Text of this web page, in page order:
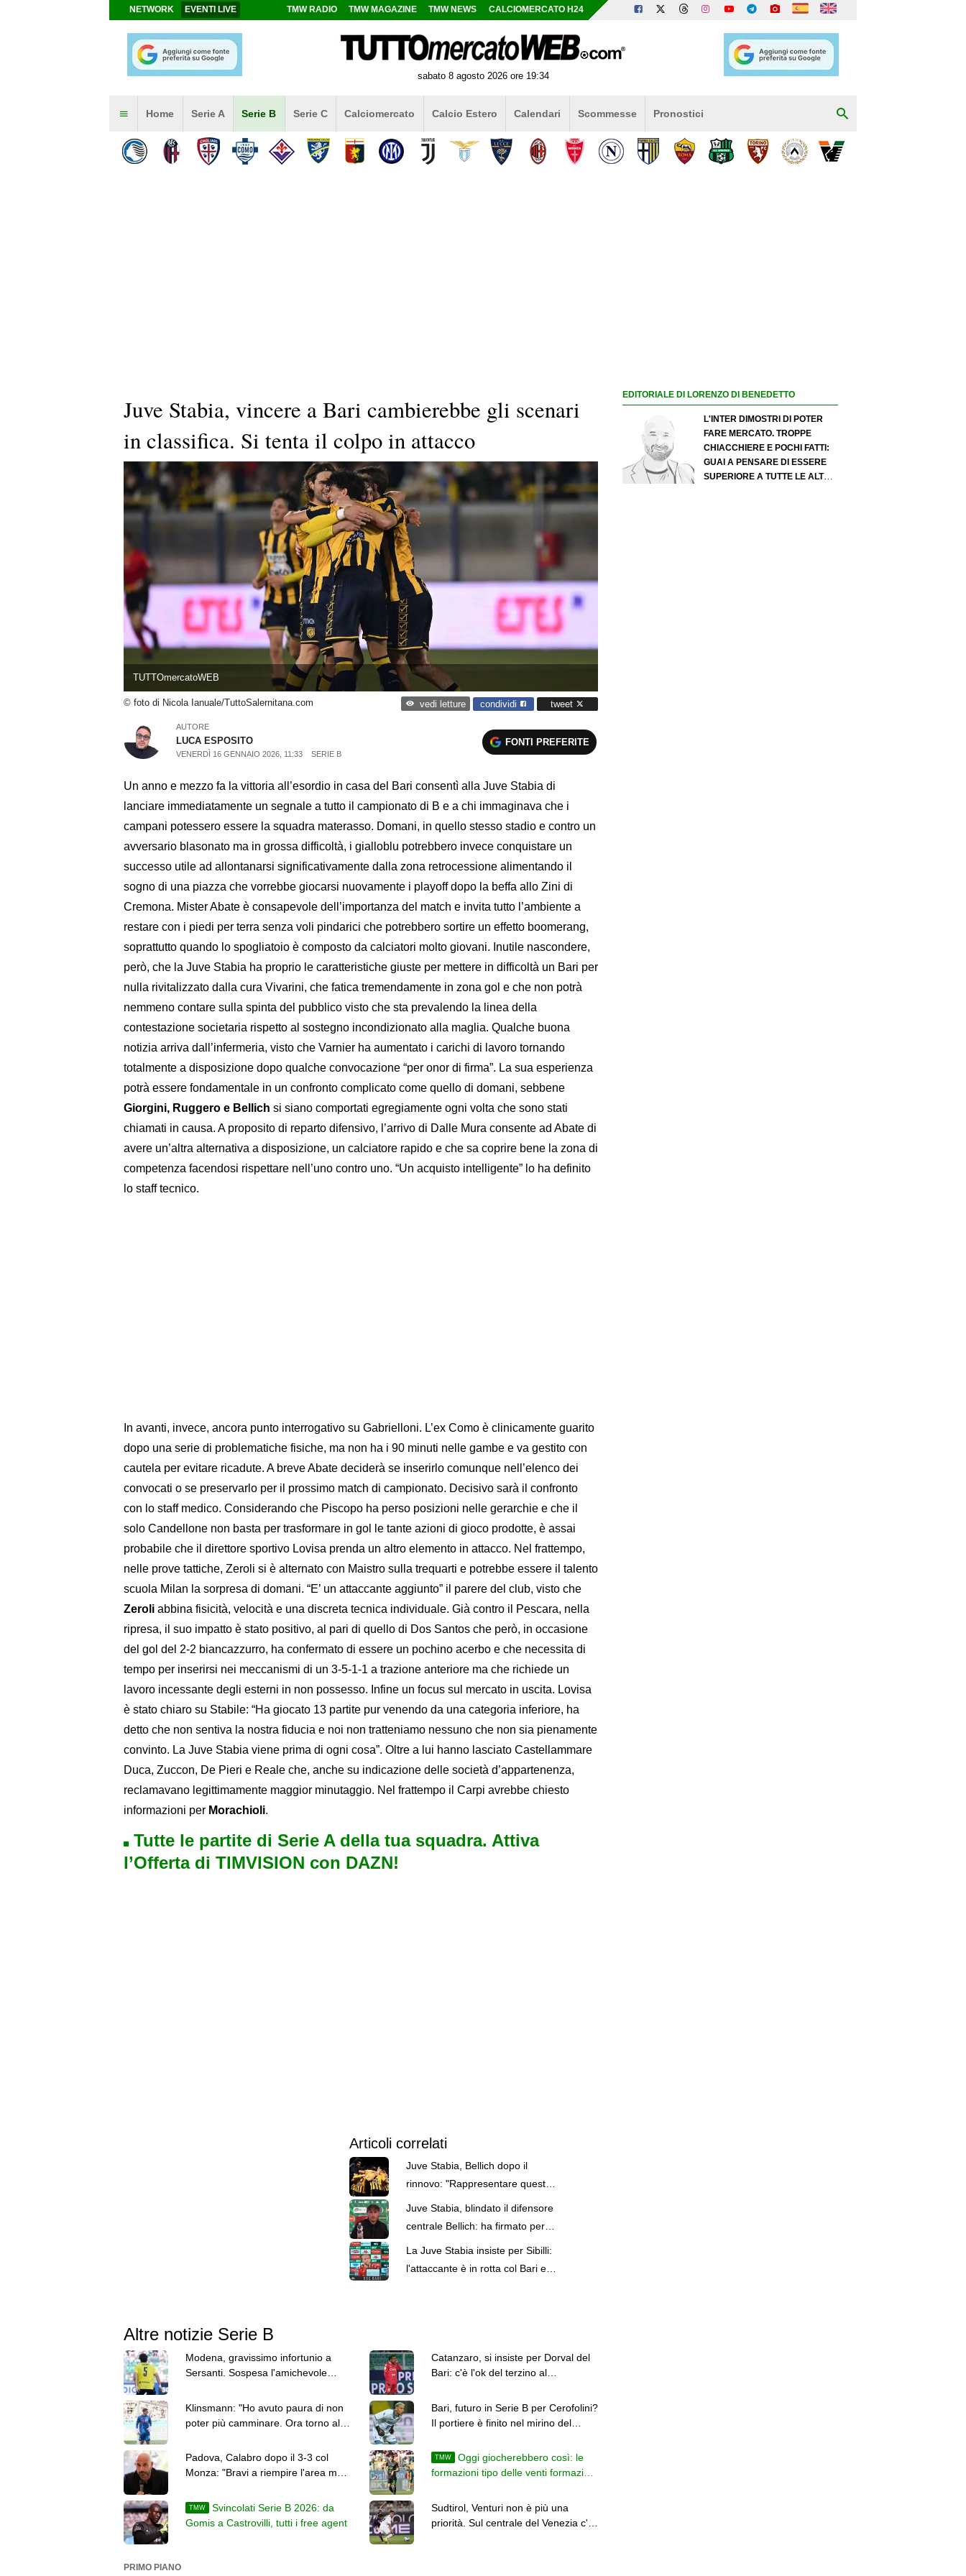
NETWORK EVENTI LIVE TMW RADIO TMW MAGAZINE TMW NEWS CALCIOMERCATO H24
sabato 8 agosto 2026 ore 19:34
Home Serie A Serie B Serie C Calciomercato Calcio Estero Calendari Scommesse Pronostici
Juve Stabia, vincere a Bari cambierebbe gli scenari
in classifica. Si tenta il colpo in attacco
TUTTOmercatoWEB
© foto di Nicola Ianuale/TuttoSalernitana.com vedi letture condividi tweet
AUTORE
LUCA ESPOSITO
VENERDÌ 16 GENNAIO 2026, 11:33 SERIE B
FONTI PREFERITE
Un anno e mezzo fa la vittoria all’esordio in casa del Bari consentì alla Juve Stabia di
lanciare immediatamente un segnale a tutto il campionato di B e a chi immaginava che i
campani potessero essere la squadra materasso. Domani, in quello stesso stadio e contro un
avversario blasonato ma in grossa difficoltà, i gialloblu potrebbero invece conquistare un
successo utile ad allontanarsi significativamente dalla zona retrocessione alimentando il
sogno di una piazza che vorrebbe giocarsi nuovamente i playoff dopo la beffa allo Zini di
Cremona. Mister Abate è consapevole dell’importanza del match e invita tutto l’ambiente a
restare con i piedi per terra senza voli pindarici che potrebbero sortire un effetto boomerang,
soprattutto quando lo spogliatoio è composto da calciatori molto giovani. Inutile nascondere,
però, che la Juve Stabia ha proprio le caratteristiche giuste per mettere in difficoltà un Bari per
nulla rivitalizzato dalla cura Vivarini, che fatica tremendamente in zona gol e che non potrà
nemmeno contare sulla spinta del pubblico visto che sta prevalendo la linea della
contestazione societaria rispetto al sostegno incondizionato alla maglia. Qualche buona
notizia arriva dall’infermeria, visto che Varnier ha aumentato i carichi di lavoro tornando
totalmente a disposizione dopo qualche convocazione “per onor di firma”. La sua esperienza
potrà essere fondamentale in un confronto complicato come quello di domani, sebbene
Giorgini, Ruggero e Bellich si siano comportati egregiamente ogni volta che sono stati
chiamati in causa. A proposito di reparto difensivo, l’arrivo di Dalle Mura consente ad Abate di
avere un’altra alternativa a disposizione, un calciatore rapido e che sa coprire bene la zona di
competenza facendosi rispettare nell’uno contro uno. “Un acquisto intelligente” lo ha definito
lo staff tecnico.
In avanti, invece, ancora punto interrogativo su Gabrielloni. L’ex Como è clinicamente guarito
dopo una serie di problematiche fisiche, ma non ha i 90 minuti nelle gambe e va gestito con
cautela per evitare ricadute. A breve Abate deciderà se inserirlo comunque nell’elenco dei
convocati o se preservarlo per il prossimo match di campionato. Decisivo sarà il confronto
con lo staff medico. Considerando che Piscopo ha perso posizioni nelle gerarchie e che il
solo Candellone non basta per trasformare in gol le tante azioni di gioco prodotte, è assai
probabile che il direttore sportivo Lovisa prenda un altro elemento in attacco. Nel frattempo,
nelle prove tattiche, Zeroli si è alternato con Maistro sulla trequarti e potrebbe essere il talento
scuola Milan la sorpresa di domani. “E’ un attaccante aggiunto” il parere del club, visto che
Zeroli abbina fisicità, velocità e una discreta tecnica individuale. Già contro il Pescara, nella
ripresa, il suo impatto è stato positivo, al pari di quello di Dos Santos che però, in occasione
del gol del 2-2 biancazzurro, ha confermato di essere un pochino acerbo e che necessita di
tempo per inserirsi nei meccanismi di un 3-5-1-1 a trazione anteriore ma che richiede un
lavoro incessante degli esterni in non possesso. Infine un focus sul mercato in uscita. Lovisa
è stato chiaro su Stabile: “Ha giocato 13 partite pur venendo da una categoria inferiore, ha
detto che non sentiva la nostra fiducia e noi non tratteniamo nessuno che non sia pienamente
convinto. La Juve Stabia viene prima di ogni cosa”. Oltre a lui hanno lasciato Castellammare
Duca, Zuccon, De Pieri e Reale che, anche su indicazione delle società d’appartenenza,
reclamavano legittimamente maggior minutaggio. Nel frattempo il Carpi avrebbe chiesto
informazioni per Morachioli.
Tutte le partite di Serie A della tua squadra. Attiva
l’Offerta di TIMVISION con DAZN!
Articoli correlati
Juve Stabia, Bellich dopo il
rinnovo: "Rappresentare questo
club è una responsabilità"
Juve Stabia, blindato il difensore
centrale Bellich: ha firmato per
La Juve Stabia insiste per Sibilli:
l'attaccante è in rotta col Bari e
Altre notizie Serie B
Modena, gravissimo infortunio a
Sersanti. Sospesa l'amichevole
Catanzaro, si insiste per Dorval del
Bari: c'è l'ok del terzino al
Klinsmann: "Ho avuto paura di non
poter più camminare. Ora torno al
Bari, futuro in Serie B per Cerofolini?
Il portiere è finito nel mirino del
Padova, Calabro dopo il 3-3 col
Monza: "Bravi a riempire l'area ma
TMW
Oggi giocherebbero così: le
formazioni tipo delle venti formazioni
TMW
Svincolati Serie B 2026: da
Gomis a Castrovilli, tutti i free agent
Sudtirol, Venturi non è più una
priorità. Sul centrale del Venezia c'è
EDITORIALE DI LORENZO DI BENEDETTO
L'INTER DIMOSTRI DI POTER
FARE MERCATO. TROPPE
CHIACCHIERE E POCHI FATTI:
GUAI A PENSARE DI ESSERE
SUPERIORE A TUTTE LE ALTRE
PRIMO PIANO